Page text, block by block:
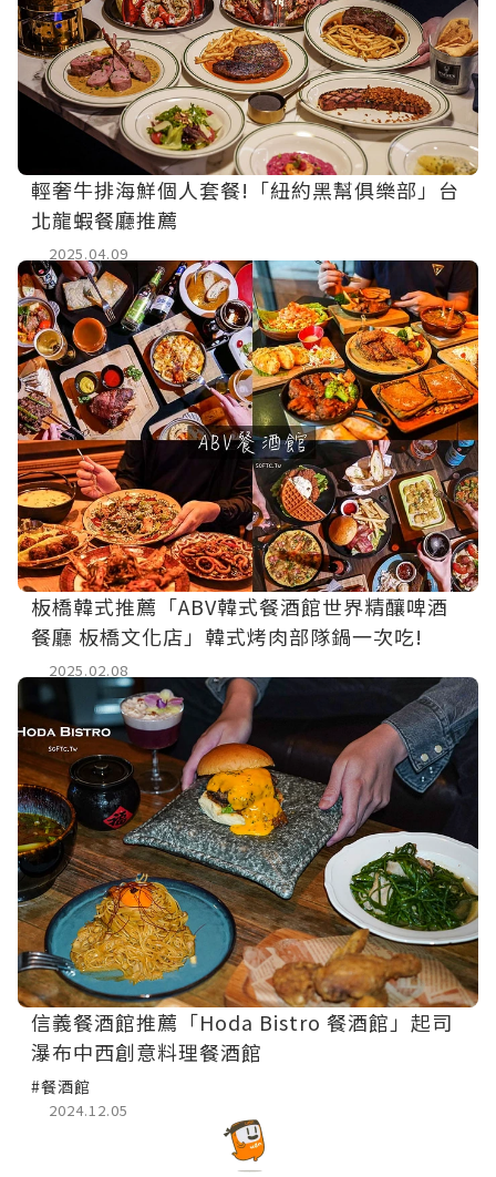
輕奢牛排海鮮個人套餐!「紐約黑幫俱樂部」台
北龍蝦餐廳推薦
2025.04.09
板橋韓式推薦「ABV韓式餐酒館世界精釀啤酒
餐廳 板橋文化店」韓式烤肉部隊鍋一次吃!
2025.02.08
信義餐酒館推薦「Hoda Bistro 餐酒館」起司
瀑布中西創意料理餐酒館
#餐酒館
2024.12.05